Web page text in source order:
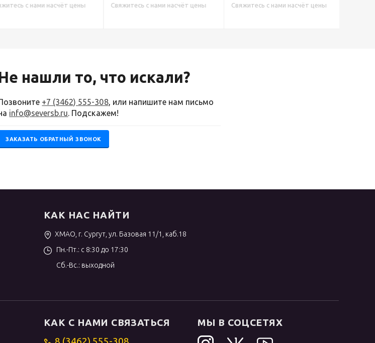
с нами насчёт цены Свяжитесь с нами насчёт цены Свяжитесь с нами насчёт цены
нашли то, что искали?
+7 (3462) 555-308, или напишите нам письмо
info@seversb.ru. Подскажем!
ЗАКАЗАТЬ ОБРАТНЫЙ ЗВОНОК
КАК НАС НАЙТИ
ХМАО, г. Сургут, ул. Базовая 11/1, каб.18
Пн.-Пт.: с 8:30 до 17:30
Сб.-Вс.: выходной
КАК С НАМИ СВЯЗАТЬСЯ
МЫ В СОЦСЕТЯХ